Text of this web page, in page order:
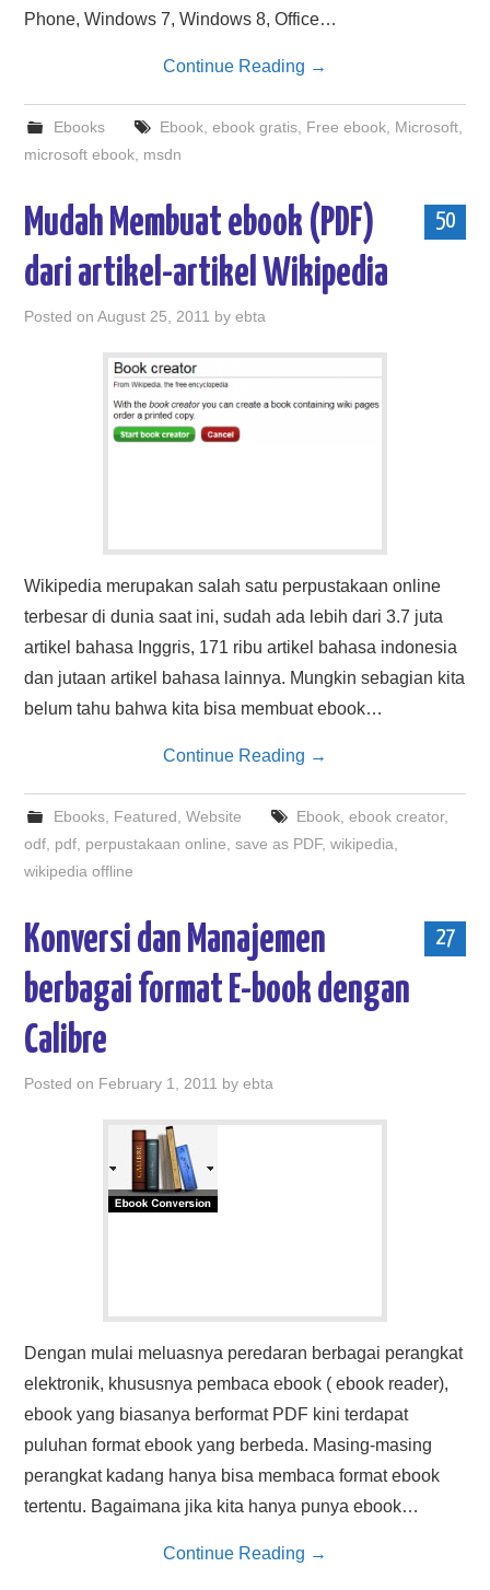
Phone, Windows 7, Windows 8, Office…
Continue Reading →
Ebooks Ebook, ebook gratis, Free ebook, Microsoft,
microsoft ebook msdn
50
Mudah Membuat ebook (PDF)
dari artikel-artikel Wikipedia
Posted onAugust 25, 2011 byebta
Wikipedia merupakan salah satu perpustakaan online
terbesar di dunia saat ini, sudah ada lebih dari 3.7 juta
artikel bahasa Inggris, 171 ribu artikel bahasa indonesia
dan jutaan artikel bahasa lainnya. Mungkin sebagian kita
belum tahu bahwa kita bisa membuat ebook…
Continue Reading →
Ebooks, Featured Website Ebook, ebook creator,
odf pdf perpustakaan online ,save as PDF,wikipedia
wikipedia offline
27
Konversi dan Manajemen
berbagai format E-book dengan
Calibre
Posted on February 1, 2011 byebta
Dengan mulai meluasnya peredaran berbagai perangkat
elektronik, khususnya pembaca ebook ( ebook reader),
ebook yang biasanya berformat PDF kini terdapat
puluhan format ebook yang berbeda. Masing-masing
perangkat kadang hanya bisa membaca format ebook
tertentu. Bagaimana jika kita hanya punya ebook…
Continue Reading →